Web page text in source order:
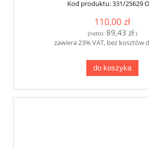
Kod produktu:331/25629
110,00 zł
(netto: 89,43 zł )
zawiera 23% VAT, bez kosztów
do koszyka